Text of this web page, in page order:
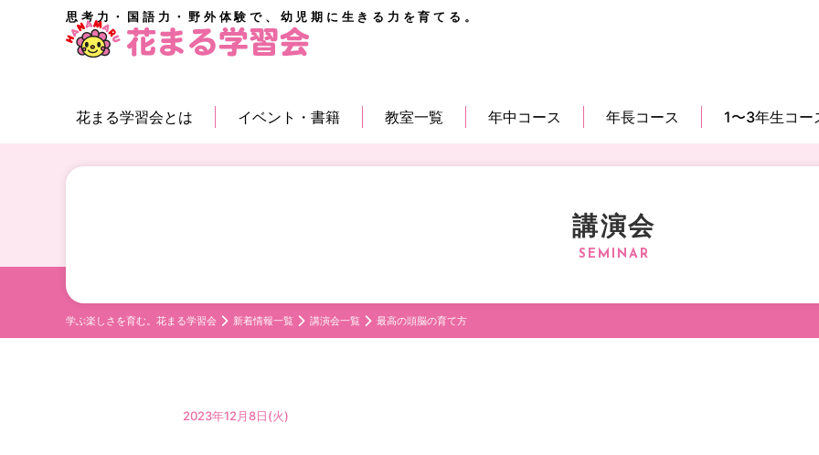
思考力・国語力・野外体験で、幼児期に生きる力を育てる。
花まる学習会とは イベント・書籍 教室一覧 年中コース 年長コース 1〜3年生コー
講演会
学ぶ楽しさを育む。花まる学習会 新着情報一覧 講演会一覧 最高の頭脳の育て方
2023年12月8日(火)